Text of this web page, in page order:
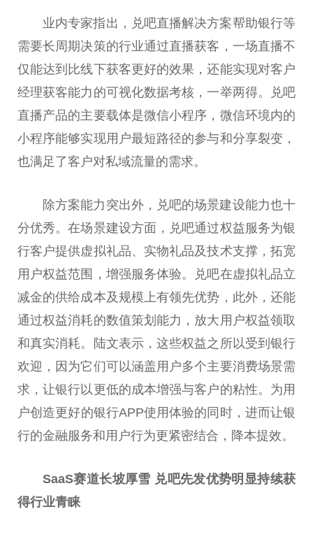
业内专家指出，兑吧直播解决方案帮助银行等
需要长周期决策的行业通过直播获客，一场直播不
仅能达到比线下获客更好的效果，还能实现对客户
经理获客能力的可视化数据考核，一举两得。兑吧
直播产品的主要载体是微信小程序， 微信环境内的
小程序能够实现用户最短路径的参与和分享裂变，
也满足了客户对私域流量的需求。
除方案能力突出外，兑吧的场景建设能力也十
分优秀。在场景建设方面，兑吧通过权益服务为银
行客户提供虚拟礼品、实物礼品及技术支撑，拓宽
用户权益范围，增强服务体验。兑吧在虚拟礼品立
减金的供给成本及规模上有领先优势，此外，还能
通过权益消耗的数值策划能力，放大用户权益领取
和真实消耗。陆文表示，这些权益之所以受到银行
欢迎，因为它们可以涵盖用户多个主要消费场景需
求，让银行以更低的成本增强与客户的粘性。为用
户创造更好的银行APP使用体验的同时，进而让银
行的金融服务和用户行为更紧密结合，降本提效。
SaaS赛道长坡厚雪 兑吧先发优势明显持续获
得行业青睐